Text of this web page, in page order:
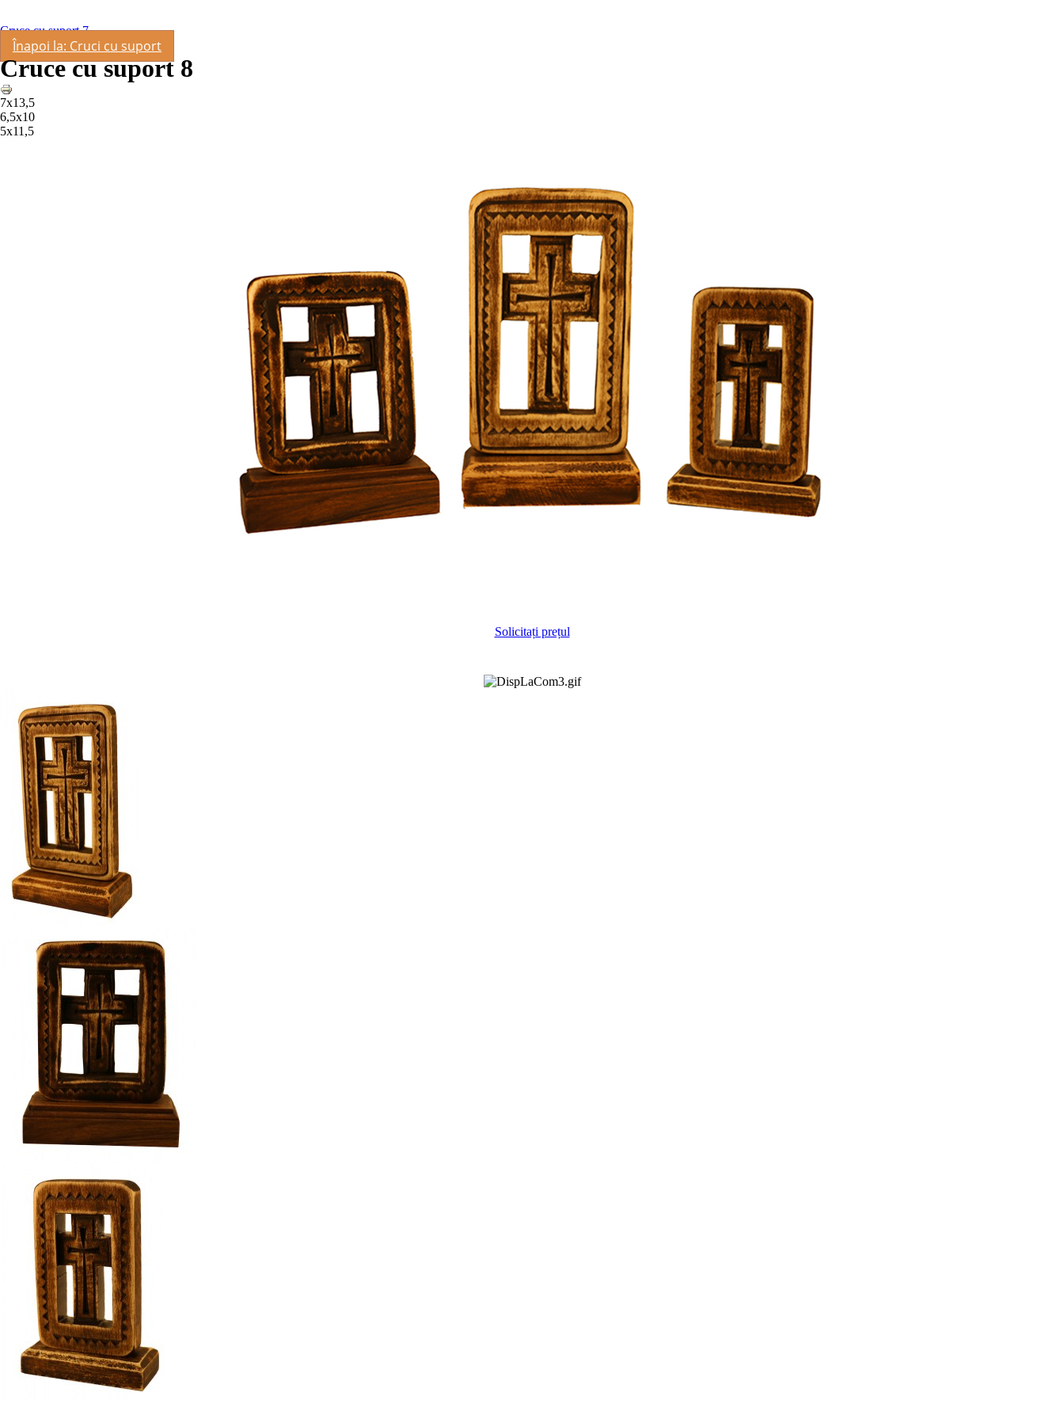
Cruce cu suport 7
Înapoi la: Cruci cu suport
Cruce cu suport 8
7x13,5
6,5x10
5x11,5
Solicitați prețul